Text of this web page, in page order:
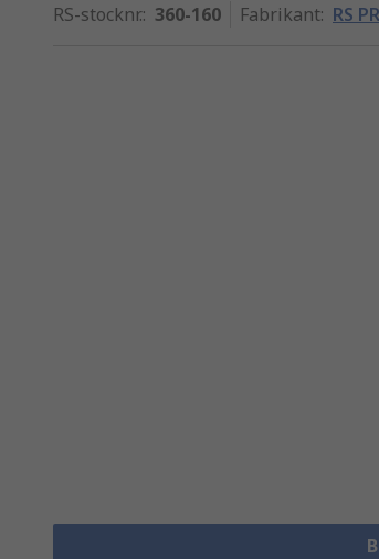
RS-stocknr.: 360-160 Fabrikant: RS